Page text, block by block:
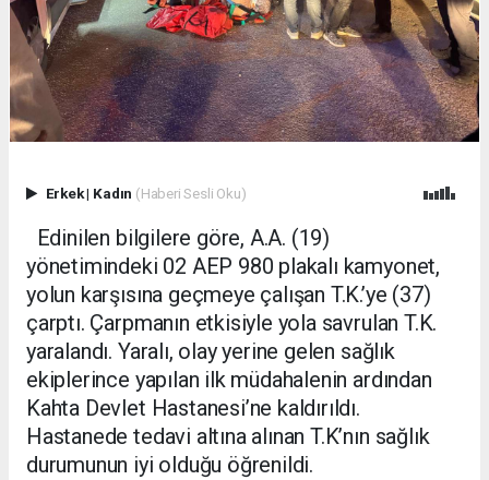
Erkek| Kadın (Haberi Sesli Oku)
Edinilen bilgilere göre, A.A. (19)
yönetimindeki 02 AEP 980 plakalı kamyonet,
yolun karşısına geçmeye çalışan T.K.’ye (37)
çarptı. Çarpmanın etkisiyle yola savrulan T.K.
yaralandı. Yaralı, olay yerine gelen sağlık
ekiplerince yapılan ilk müdahalenin ardından
Kahta Devlet Hastanesi’ne kaldırıldı.
Hastanede tedavi altına alınan T.K’nın sağlık
durumunun iyi olduğu öğrenildi.